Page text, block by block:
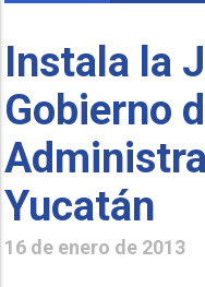
Instala la
Gobierno
Yucatán
16 de enero de 2013